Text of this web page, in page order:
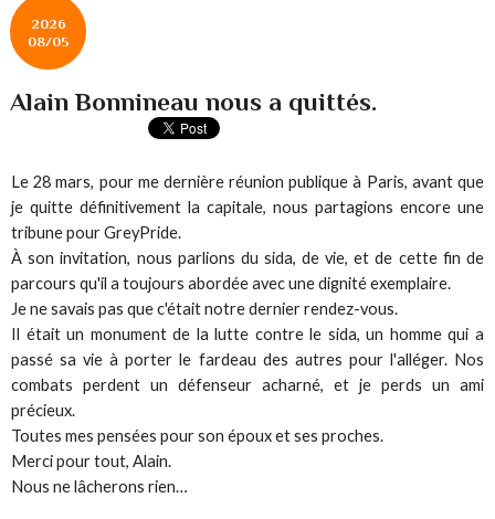
2026
08/05
Alain Bonnineau nous a quittés.
Le 28 mars, pour me dernière réunion publique à Paris, avant que
je quitte définitivement la capitale, nous partagions encore une
tribune pour GreyPride.
À son invitation, nous parlions du sida, de vie, et de cette fin de
parcours qu'il a toujours abordée avec une dignité exemplaire.
Je ne savais pas que c'était notre dernier rendez-vous.
Il était un monument de la lutte contre le sida, un homme qui a
passé sa vie à porter le fardeau des autres pour l'alléger. Nos
combats perdent un défenseur acharné, et je perds un ami
précieux.
Toutes mes pensées pour son époux et ses proches.
Merci pour tout, Alain.
Nous ne lâcherons rien…